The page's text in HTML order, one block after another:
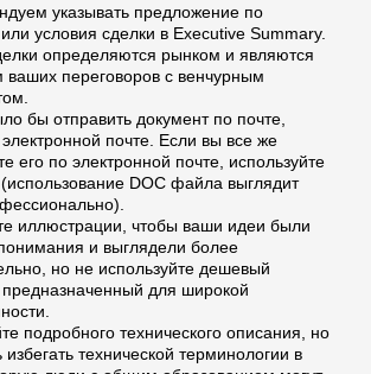
указывать предложение по
условия сделки в Executive Summary.
определяются рынком и являются
ваших переговоров с венчурным
бы отправить документ по почте,
почте. Если вы все же
его по электронной почте, используйте
DOC файла выглядит
иллюстрации, чтобы ваши идеи были
и выглядели более
но не используйте дешевый
предназначенный для широкой
подробного технического описания, но
избегать технической терминологии в